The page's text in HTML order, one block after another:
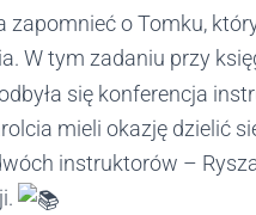
zapomnieć o Tomku,
W tym zadaniu przy
się konferencja
mieli okazję dzielić
instruktorów –